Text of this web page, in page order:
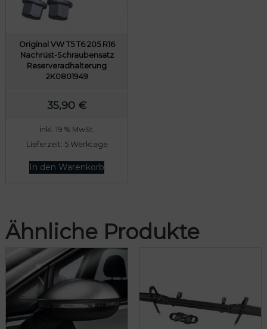
Original VW T5 T6 205 R16
Nachrüst-Schraubensatz
Reserveradhalterung
2K0801949
35,90 €
inkl. 19 % MwSt.
Lieferzeit: 5 Werktage
In den Warenkorb
Ähnliche Produkte